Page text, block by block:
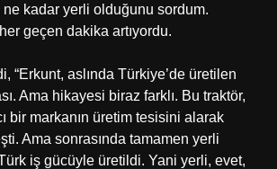
ne kadar yerli olduğunu sordum.
geçen dakika artıyordu.
“Erkunt, aslında Türkiye’de üretilen
Ama hikayesi biraz farklı. Bu traktör,
bir markanın üretim tesisini alarak
Ama sonrasında tamamen yerli
iş gücüyle üretildi. Yani yerli, evet,